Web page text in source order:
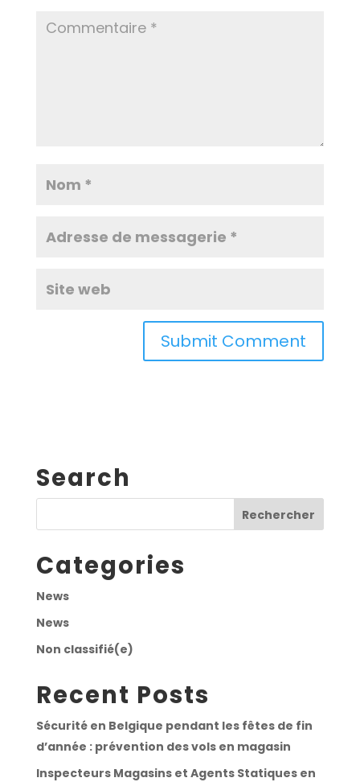
Search
Categories
News
News
Non classifié(e)
Recent Posts
Sécurité en Belgique pendant les fêtes de fin
d’année : prévention des vols en magasin
Inspecteurs Magasins et Agents Statiques en